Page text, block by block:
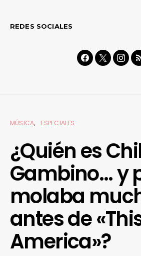
REDES SOCIALES
MÚSICA ESPECIALES
¿Quién es
Gambino… y
molaba
antes de
America»?